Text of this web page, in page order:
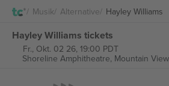
Musik Alternative Hayley Williams
Hayley Williams tickets
Fr., Okt. 02 26, 19:00 PDT
Shoreline Amphitheatre, Mountain